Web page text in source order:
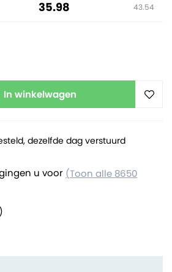
In winkelwagen
u voor (Toon alle 8650
35.98 43.54
dezelfde dag verstuurd